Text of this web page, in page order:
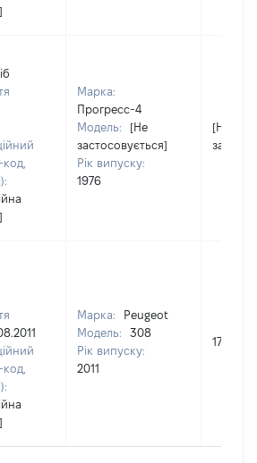
Марка:
Прогресс-4
Модель:
[Не
застосовується]
Рік випуску:
1976
[Не
Марка:
Peugeot
Модель:
308
Рік випуску:
2011
175932